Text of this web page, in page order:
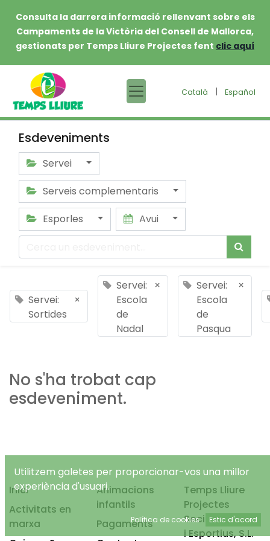
Consulta la darrera informació rellenvant sobre els
Campaments de la Victòria del Consell de Mallorca,
gestionats per Temps Lliure Projectes fent clic aquí
Català | Español
Esdeveniments
Servei
Serveis complementaris
Esporles
Avui
Servei:
Sortides
×
Servei:
Escola
de
Nadal
×
Servei:
Escola
de
Pasqua
×
No s'ha trobat cap
esdeveniment.
Inici
Activitats en
marxa
Animacions
infantils
Pagaments
Temps Lliure
Projectes
Socioeducatius
i Esportius, S.L.
Utilitzem galetes per proporcionar-vos una millor
experiència d'usuari.
Política de cookies Estic d'acord